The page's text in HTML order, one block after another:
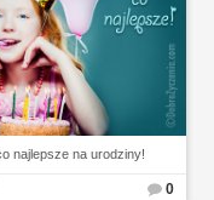
najlepsze na urodziny!
0